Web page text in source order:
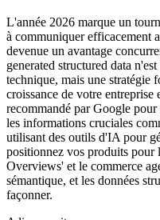
L'année 2026 marque un
à communiquer efficacement
devenue un avantage
generated structured data
technique, mais une stratégie
croissance de votre
recommandé par Google
les informations cruciales
utilisant des outils d'IA pour
positionnez vos produits
Overviews' et le commerce
sémantique, et les données
façonner.